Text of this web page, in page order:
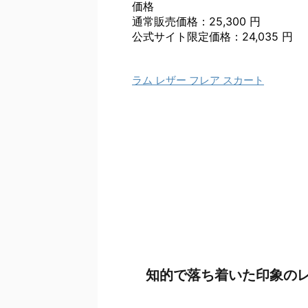
価格
通常販売価格：25,300 円
公式サイト限定価格：24,035 円
ラム レザー フレア スカート
知的で落ち着いた印象の